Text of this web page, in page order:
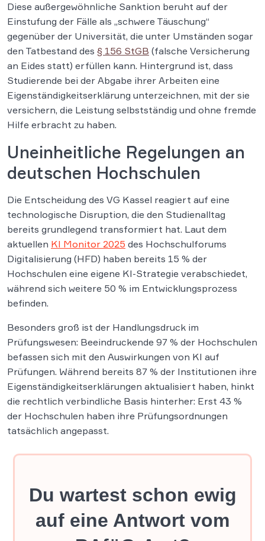
Diese außergewöhnliche Sanktion beruht auf der
Einstufung der Fälle als „schwere Täuschung“
gegenüber der Universität, die unter Umständen sogar
den Tatbestand des § 156 StGB (falsche Versicherung
an Eides statt) erfüllen kann. Hintergrund ist, dass
Studierende bei der Abgabe ihrer Arbeiten eine
Eigenständigkeitserklärung unterzeichnen, mit der sie
versichern, die Leistung selbstständig und ohne fremde
Hilfe erbracht zu haben.
Uneinheitliche Regelungen an
deutschen Hochschulen
Die Entscheidung des VG Kassel reagiert auf eine
technologische Disruption, die den Studienalltag
bereits grundlegend transformiert hat. Laut dem
aktuellen KI Monitor 2025 des Hochschulforums
Digitalisierung (HFD) haben bereits 15 % der
Hochschulen eine eigene KI-Strategie verabschiedet,
während sich weitere 50 % im Entwicklungsprozess
befinden.
Besonders groß ist der Handlungsdruck im
Prüfungswesen: Beeindruckende 97 % der Hochschulen
befassen sich mit den Auswirkungen von KI auf
Prüfungen. Während bereits 87 % der Institutionen ihre
Eigenständigkeitserklärungen aktualisiert haben, hinkt
die rechtlich verbindliche Basis hinterher: Erst 43 %
der Hochschulen haben ihre Prüfungsordnungen
tatsächlich angepasst.